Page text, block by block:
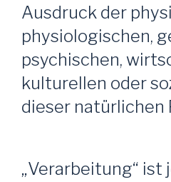
Ausdruck der
physiologischen,
psychischen,
kulturellen oder
dieser natürlichen
„Verarbeitung“ ist